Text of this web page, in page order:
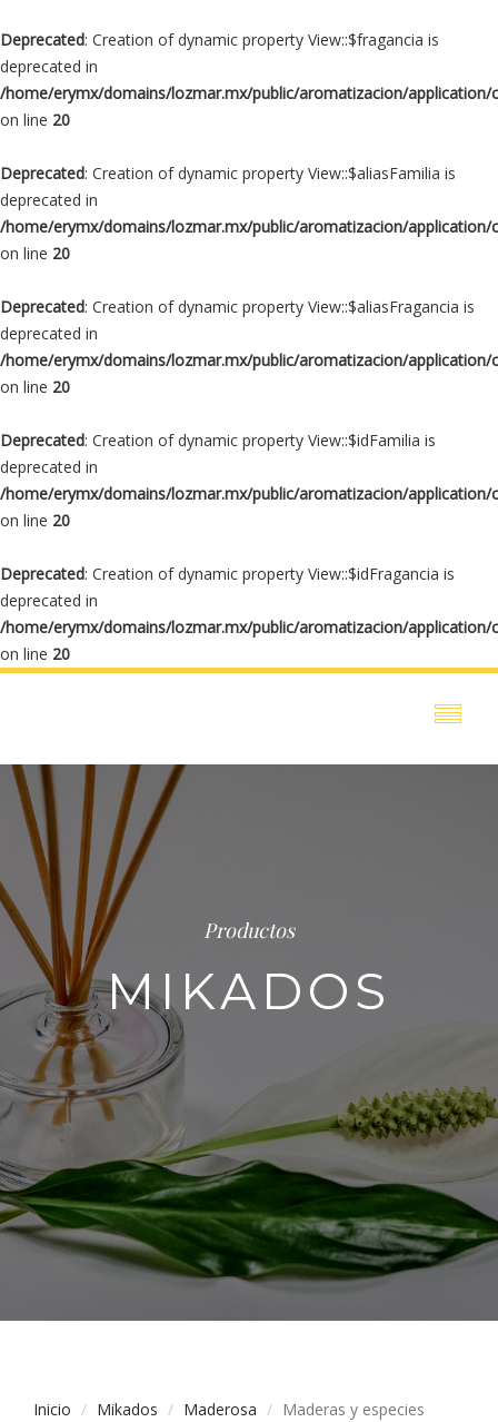
Deprecated: Creation of dynamic property View::$fragancia is
deprecated in
/home/erymx/domains/lozmar.mx/public/aromatizacion/application/
on line 20
Deprecated: Creation of dynamic property View::$aliasFamilia is
deprecated in
/home/erymx/domains/lozmar.mx/public/aromatizacion/application/
on line 20
Deprecated: Creation of dynamic property View::$aliasFragancia is
deprecated in
/home/erymx/domains/lozmar.mx/public/aromatizacion/application/
on line 20
Deprecated: Creation of dynamic property View::$idFamilia is
deprecated in
/home/erymx/domains/lozmar.mx/public/aromatizacion/application/
on line 20
Deprecated: Creation of dynamic property View::$idFragancia is
deprecated in
/home/erymx/domains/lozmar.mx/public/aromatizacion/application/
on line 20
Productos
MIKADOS
Inicio Mikados Maderosa Maderas y especies